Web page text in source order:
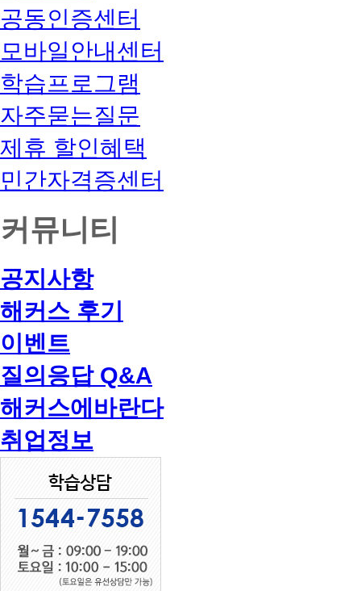
공동인증센터
모바일안내센터
학습프로그램
자주묻는질문
제휴 할인혜택
민간자격증센터
커뮤니티
공지사항
해커스 후기
이벤트
질의응답 Q&A
해커스에바란다
취업정보